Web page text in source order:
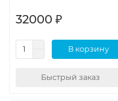
32000 ₽
В корзину
Быстрый заказ